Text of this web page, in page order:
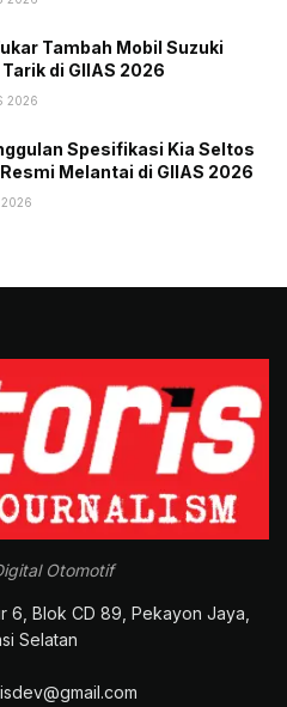
Tambah Mobil Suzuki
di GIIAS 2026
2026
Spesifikasi Kia Seltos
Melantai di GIIAS 2026
2026
Otomotif
6, Blok CD 89, Pekayon Jaya,
Selatan